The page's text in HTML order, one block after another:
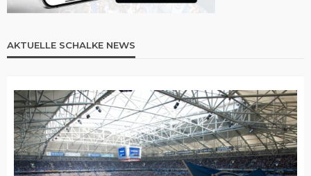
AKTUELLE SCHALKE NEWS